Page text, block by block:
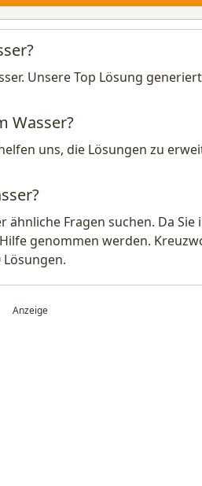
Unsere Top Lösung
Wasser?
uns, die Lösungen zu
Fragen suchen. Da
genommen werden.